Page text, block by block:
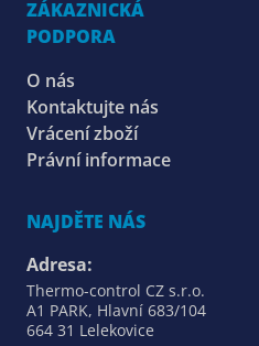
ZÁKAZNICKÁ
PODPORA
O nás
Kontaktujte nás
Vrácení zboží
Právní informace
NAJDĚTE NÁS
Adresa:
Thermo-control CZ s.r.o.
A1 PARK, Hlavní 683/104
664 31 Lelekovice